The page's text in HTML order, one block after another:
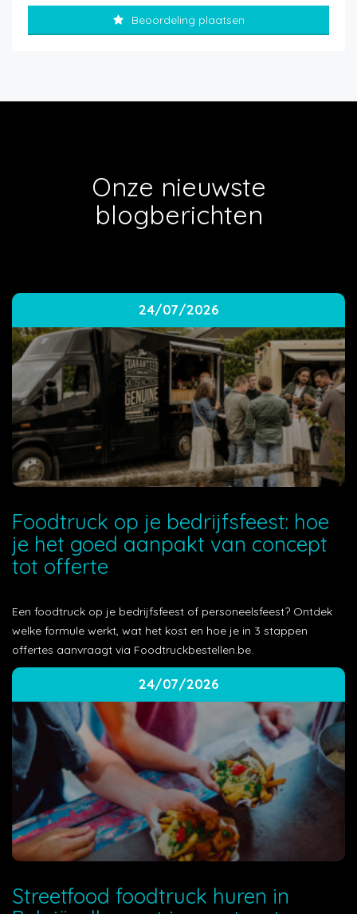
Beoordeling plaatsen
Onze nieuwste
blogberichten
24/07/2026
Foodtruck op je bedrijfsfeest: hoe
je het goed aanpakt van concept
tot offerte
Een foodtruck op je bedrijfsfeest of personeelsfeest? Ontdek
welke formule werkt, wat het kost en hoe je in 3 stappen
offertes aanvraagt via Foodtruckbestellen.be.
24/07/2026
Streetfood foodtruck huren in